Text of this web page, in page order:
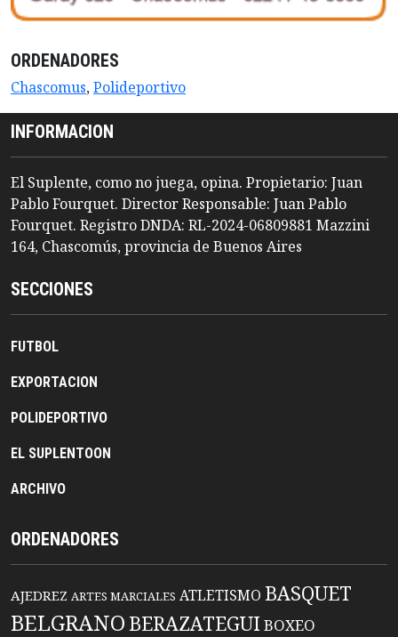
ORDENADORES
Chascomus,Polideportivo
INFORMACION
El Suplente, como no juega, opina. Propietario: Juan
Pablo Fourquet. Director Responsable: Juan Pablo
Fourquet. Registro DNDA: RL-2024-06809881 Mazzini
164, Chascomús, provincia de Buenos Aires
SECCIONES
FUTBOL
EXPORTACION
POLIDEPORTIVO
EL SUPLENTOON
ARCHIVO
ORDENADORES
AJEDREZ ARTES MARCIALES ATLETISMO BASQUET
BELGRANO BERAZATEGUIBOXEO